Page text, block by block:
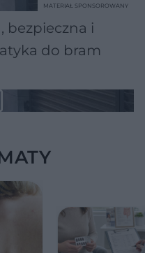
bezpieczna i
do bram
MATERIAŁ SPONSOROWANY